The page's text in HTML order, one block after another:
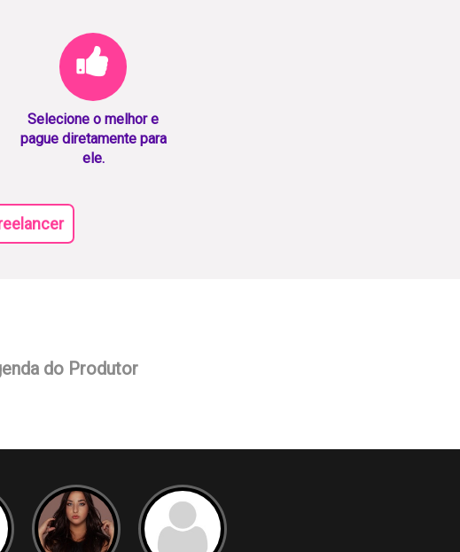
Selecione o melhor e
pague diretamente para
ele.
do Produtor